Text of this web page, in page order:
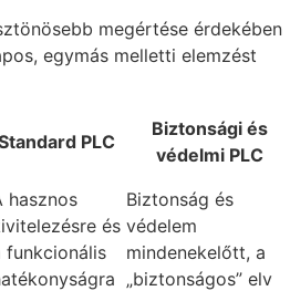
megértése érdekében
egymás melletti elemzést
PLC
Biztonsági és
védelmi PLC
hasznos
és
funkcionális
Biztonság és
védelem
mindenekelőtt, a
„biztonságos” elv